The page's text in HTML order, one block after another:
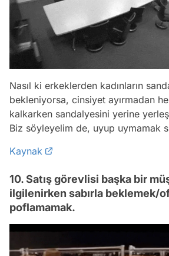
Nasıl ki erkeklerden kadınların
bekleniyorsa, cinsiyet ayırmadan
kalkarken sandalyesini yerine
Biz söyleyelim de, uyup uymamak
Kaynak
10. Satış görevlisi başka bir
ilgilenirken sabırla beklemek/
poflamamak.